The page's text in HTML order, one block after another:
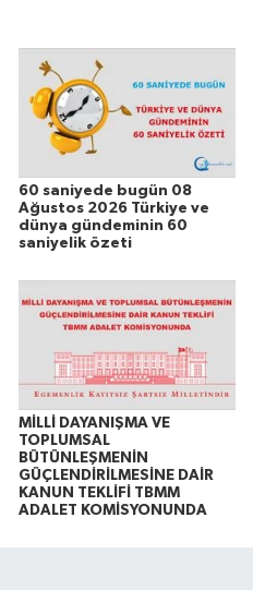
60 saniyede bugün 08
Ağustos 2026 Türkiye ve
dünya gündeminin 60
saniyelik özeti
MİLLİ DAYANIŞMA VE
TOPLUMSAL
BÜTÜNLEŞMENİN
GÜÇLENDİRİLMESİNE DAİR
KANUN TEKLİFİ TBMM
ADALET KOMİSYONUNDA